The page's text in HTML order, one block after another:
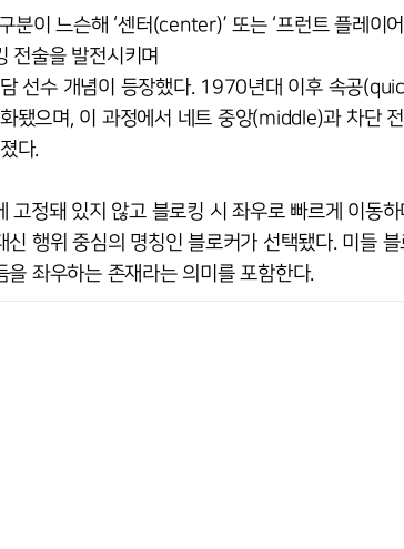
이 느슨해 ‘센터(center)’ 또는 ‘프런트 플레이
전술을 발전시키며
선수 개념이 등장했다. 1970년대 이후 속공
됐으며, 이 과정에서 네트 중앙(middle)과 차단
다.
고정돼 있지 않고 블로킹 시 좌우로 빠르게 이동
행위 중심의 명칭인 블로커가 선택됐다. 미들
좌우하는 존재라는 의미를 포함한다.